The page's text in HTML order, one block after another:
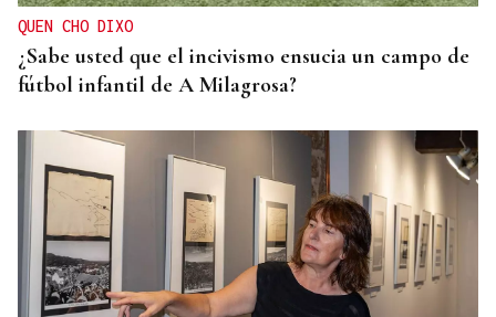
QUEN CHO DIXO
¿Sabe usted que el incivismo ensucia un campo de
fútbol infantil de A Milagrosa?